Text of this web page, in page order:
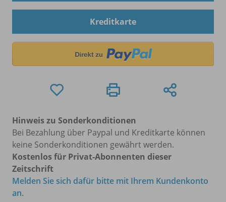
Kreditkarte
Hinweis zu Sonderkonditionen
Bei Bezahlung über Paypal und Kreditkarte können
keine Sonderkonditionen gewährt werden.
Kostenlos für Privat-Abonnenten dieser
Zeitschrift
Melden Sie sich dafür bitte mit Ihrem Kundenkonto
an.